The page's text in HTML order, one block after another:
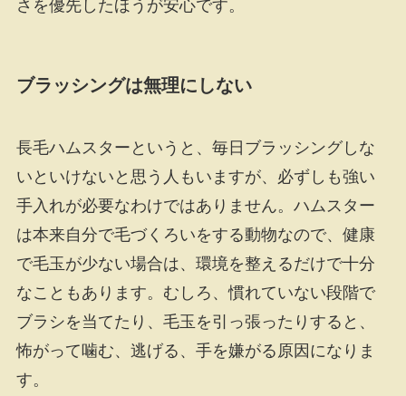
さを優先したほうが安心です。
ブラッシングは無理にしない
長毛ハムスターというと、毎日ブラッシングしな
いといけないと思う人もいますが、必ずしも強い
手入れが必要なわけではありません。ハムスター
は本来自分で毛づくろいをする動物なので、健康
で毛玉が少ない場合は、環境を整えるだけで十分
なこともあります。むしろ、慣れていない段階で
ブラシを当てたり、毛玉を引っ張ったりすると、
怖がって噛む、逃げる、手を嫌がる原因になりま
す。